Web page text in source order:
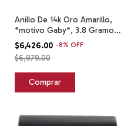
Anillo De 14k Oro Amarillo,
*motivo Gaby*, 3.8 Gramos
Amarillo 6.5
$6,426.00 -8% OFF
$6,979.00